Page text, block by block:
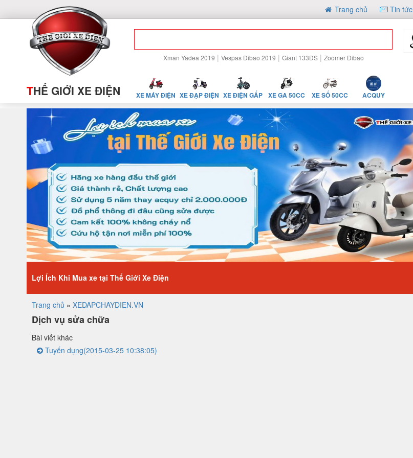
Tin tức
Trang chủ
THẾ GIỚI XE ĐIỆN
Xman Yadea 2019 | Vespas Dibao 2019 | Giant 133DS | Zoomer Dibao
XE MÁY ĐIỆN XE ĐẠP ĐIỆN XE ĐIỆN GẤP XE GA 50CC XE SỐ 50CC ACQUY
Lợi Ích Khi Mua xe tại Thế Giới Xe Điện
Trang chủ » XEDAPCHAYDIEN.VN
Dịch vụ sửa chữa
Bài viết khác
Tuyến dụng(2015-03-25 10:38:05)